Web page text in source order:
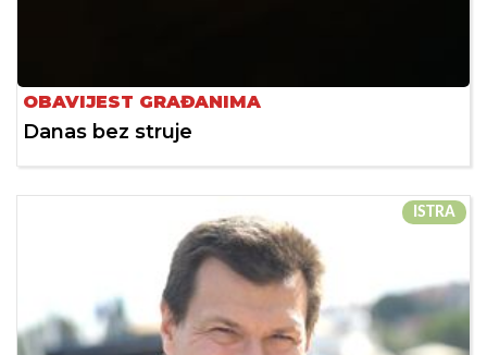
OBAVIJEST GRAĐANIMA
Danas bez struje
ISTRA